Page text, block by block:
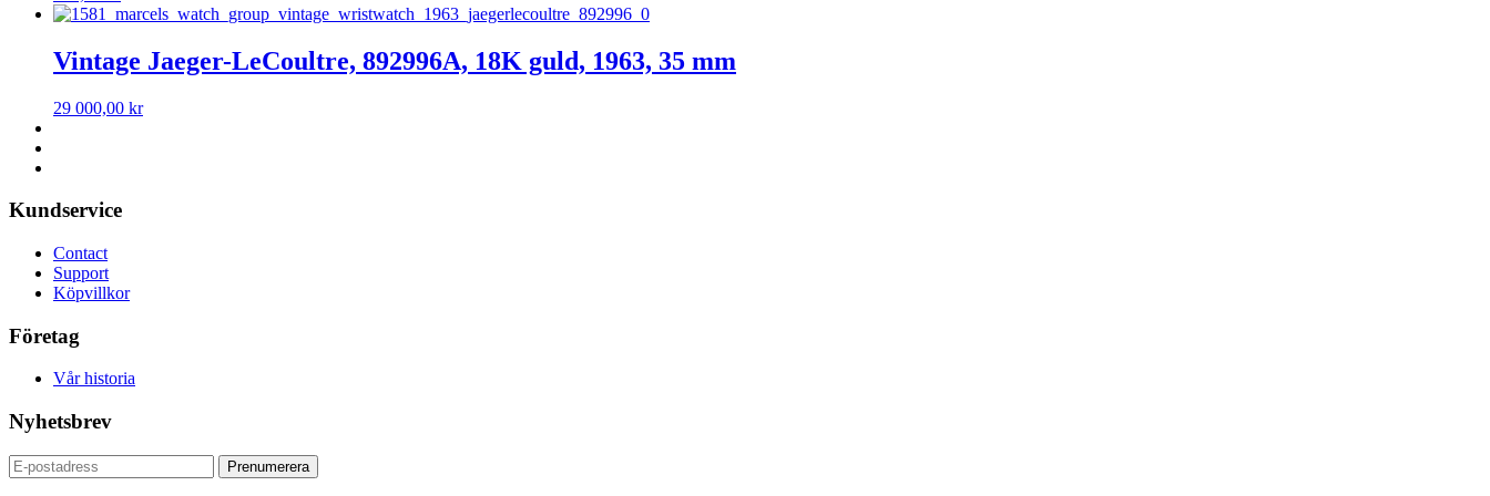
Vintage Jaeger-LeCoultre, 892996A, 18K guld, 1963, 35 mm
29 000,00 kr
Kundservice
Contact
Support
Köpvillkor
Företag
Vår historia
Nyhetsbrev